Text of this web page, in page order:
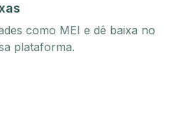
como MEI e dê baixa no
plataforma.